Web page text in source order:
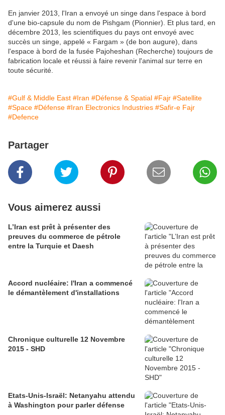
En janvier 2013, l'Iran a envoyé un singe dans l'espace à bord
d'une bio-capsule du nom de Pishgam (Pionnier). Et plus tard, en
décembre 2013, les scientifiques du pays ont envoyé avec
succès un singe, appelé « Fargam » (de bon augure), dans
l'espace à bord de la fusée Pajoheshan (Recherche) toujours de
fabrication locale et réussi à faire revenir l'animal sur terre en
toute sécurité.
#Gulf & Middle East #Iran #Défense & Spatial #Fajr #Satellite
#Space #Défense #Iran Electronics Industries #Safir-e Fajr
#Defence
Partager
Vous aimerez aussi
L’Iran est prêt à présenter des
preuves du commerce de pétrole
entre la Turquie et Daesh
Accord nucléaire: l'Iran a commencé
le démantèlement d'installations
Chronique culturelle 12 Novembre
2015 - SHD
Etats-Unis-Israël: Netanyahu attendu
à Washington pour parler défense